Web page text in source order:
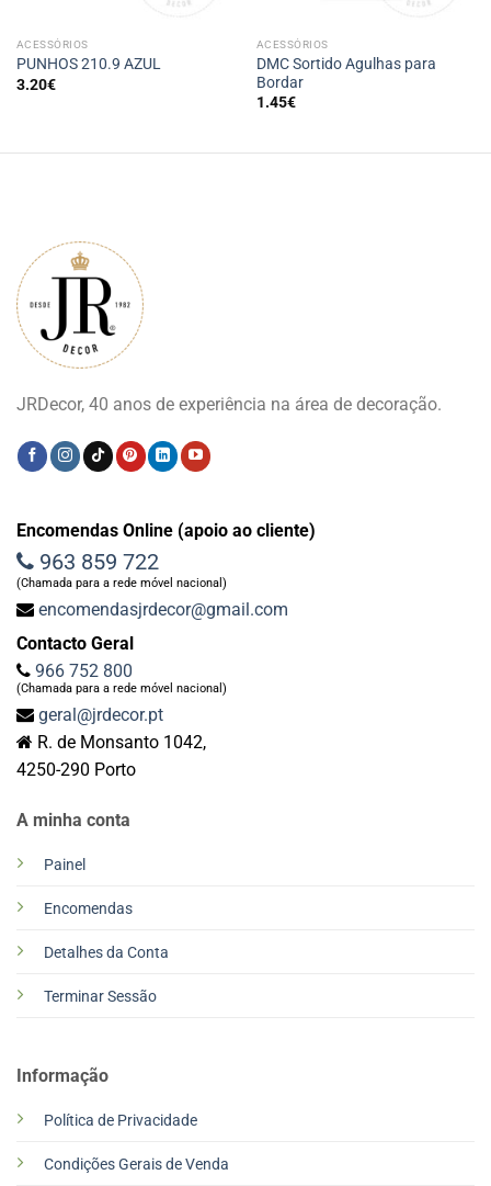
ACESSÓRIOS
PUNHOS 210.9 AZUL
3.20€
ACESSÓRIOS
DMC Sortido Agulhas para
Bordar
1.45€
JRDecor, 40 anos de experiência na área de decoração.
A minha conta
Painel
Encomendas
Detalhes da Conta
Terminar Sessão
Informação
Política de Privacidade
Condições Gerais de Venda
Encomendas Online (apoio ao cliente)
963 859 722
(Chamada para a rede móvel nacional)
encomendasjrdecor@gmail.com
Contacto Geral
966 752 800
(Chamada para a rede móvel nacional)
geral@jrdecor.pt
R. de Monsanto 1042,
4250-290 Porto